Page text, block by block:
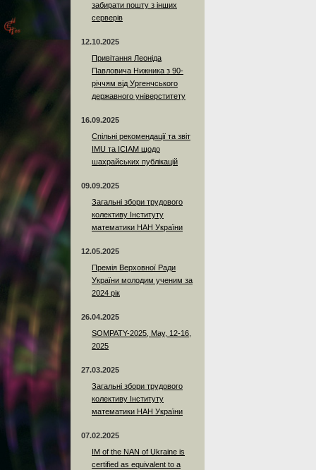
забирати пошту з інших
серверів
12.10.2025
Привітання Леоніда
Павловича Нижника з 90-
річчям від Ургенчського
державного універститету
16.09.2025
Спільні рекомендації та звіт
IMU та ICIAM щодо
шахрайських публікацій
09.09.2025
Загальні збори трудового
колективу Інституту
математики НАН України
12.05.2025
Премія Верховної Ради
України молодим ученим за
2024 рік
26.04.2025
SOMPATY-2025, May, 12-16,
2025
27.03.2025
Загальні збори трудового
колективу Інституту
математики НАН України
07.02.2025
IM of the NAN of Ukraine is
certified as equivalent to a